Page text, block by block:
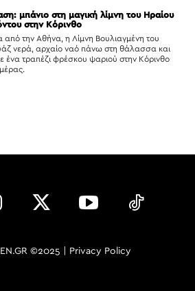
μπάνιο στη μαγική λίμνη του Ηραίου
στην Κόρινθο
από την Αθήνα, η Λίμνη Βουλιαγμένη του
νερά, αρχαίο ναό πάνω στη θάλασσα και
τραπέζι φρέσκου ψαριού στην Κόρινθο
©2025 | Privacy Policy